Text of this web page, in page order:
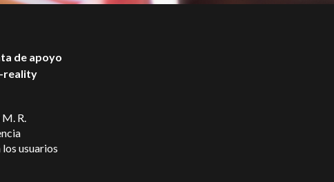
de apoyo
reality
R.
usuarios